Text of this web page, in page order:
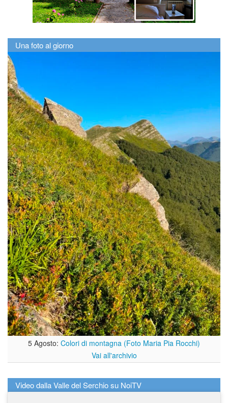
Una foto al giorno
5 Agosto: Colori di montagna (Foto Maria Pia Rocchi)
Vai all'archivio
Video dalla Valle del Serchio su NoiTV